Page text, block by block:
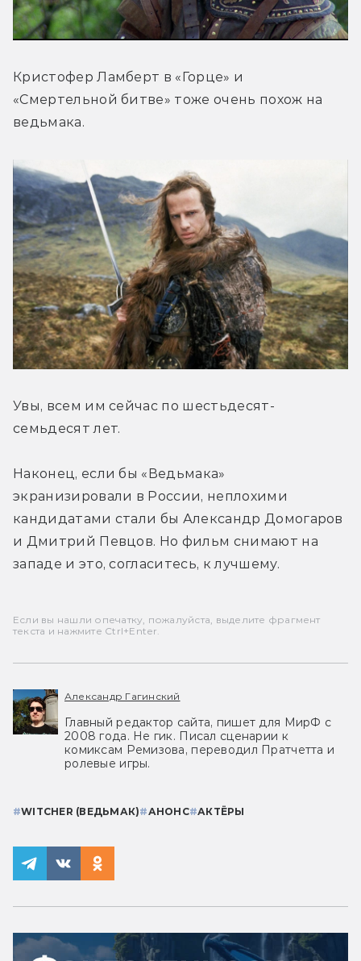
Кристофер Ламберт в «Горце» и
«Смертельной битве» тоже очень похож на
ведьмака.
Увы, всем им сейчас по шестьдесят-
семьдесят лет.
Наконец, если бы «Ведьмака»
экранизировали в России, неплохими
кандидатами стали бы Александр Домогаров
и Дмитрий Певцов. Но фильм снимают на
западе и это, согласитесь, к лучшему.
Если вы нашли опечатку, пожалуйста, выделите фрагмент
текста и нажмите Ctrl+Enter.
Александр Гагинский
Главный редактор сайта, пишет для МирФ с
2008 года. Не гик. Писал сценарии к
комиксам Ремизова, переводил Пратчетта и
ролевые игры.
#WITCHER (ВЕДЬМАК)#АНОНС#АКТЁРЫ